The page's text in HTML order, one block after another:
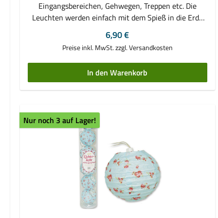
Eingangsbereichen, Gehwegen, Treppen etc. Die
Leuchten werden einfach mit dem Spieß in die Erde
gesteckt, und die Installation ist abgeschlossen. •
mit Helligkeitssensor • moderne Solartechnik
• inkl. Akkus • Höhe: 26 cm • Durchmesser:
4 cm
Regulärer Preis:
6,90 €
Preise inkl. MwSt. zzgl. Versandkosten
In den Warenkorb
Nur noch 3 auf Lager!